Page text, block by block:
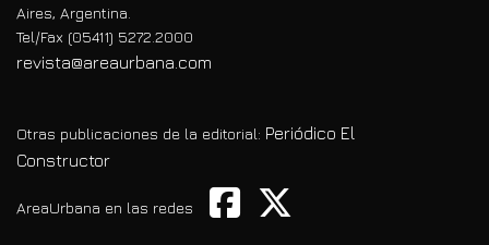
Aires, Argentina.
Tel/Fax (05411) 5272.2000
revista@areaurbana.com
Otras publicaciones de la editorial: Periódico El
Constructor
AreaUrbana en las redes